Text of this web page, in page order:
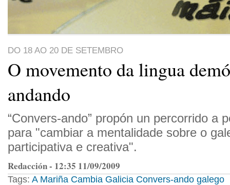
DO 18 AO 20 DE SETEMBRO
O movemento da lingua
andando
“Convers-ando” propón un percorrido a
para "cambiar a mentalidade sobre o
participativa e creativa".
Redacción - 12:35 11/09/2009
Tags: A Mariña Cambia Galicia Convers-ando galego